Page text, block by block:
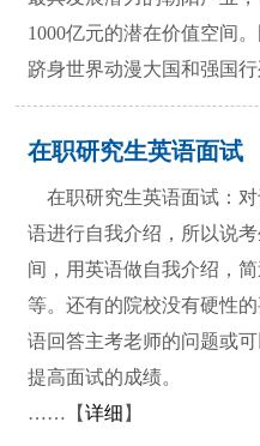
1000亿元的潜在价值空间
跻身世界动漫大国和强国
在职研究生英语面试
在职研究生英语面试：
语进行自我介绍，所以说
间，用英语做自我介绍，
等。还有的院校没有硬性
语回答主考老师的问题或
提高面试的成绩。
……【详细 】